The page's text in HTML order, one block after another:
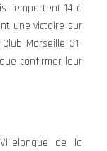
l’emportent 14 à
une victoire sur
Marseille 31-
confirmer leur
de la